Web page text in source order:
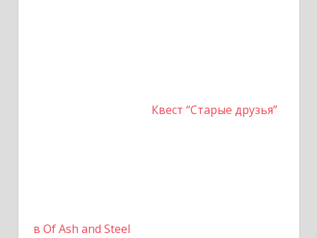
Квест “Старые друзья”
в Of Ash and Steel